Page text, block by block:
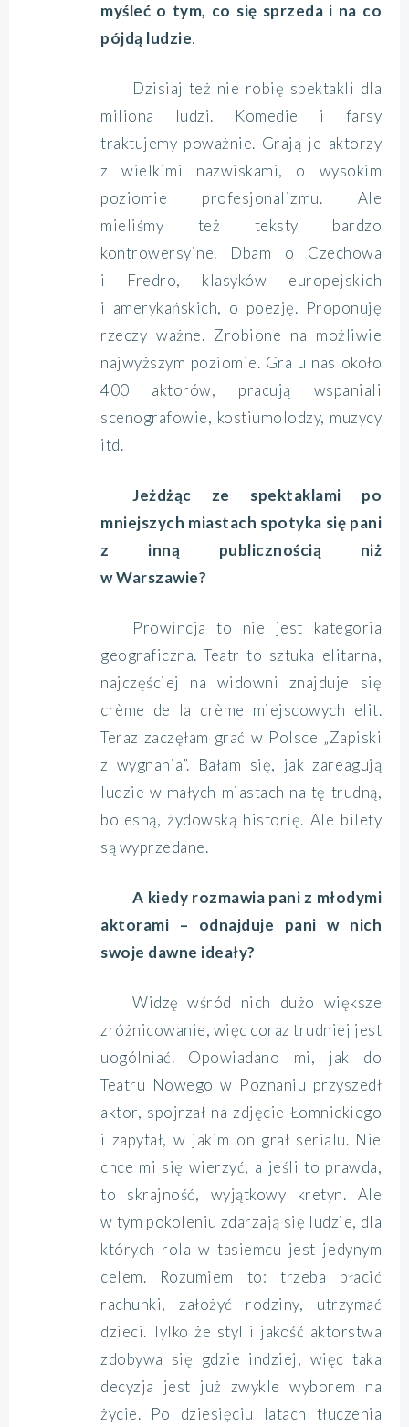
myśleć o tym, co się sprzeda i na co
pójdą ludzie.
Dzisiaj też nie robię spektakli dla
miliona ludzi. Komedie i farsy
traktujemy poważnie. Grają je aktorzy
z wielkimi nazwiskami, o wysokim
poziomie profesjonalizmu. Ale
mieliśmy też teksty bardzo
kontrowersyjne. Dbam o Czechowa
i Fredro, klasyków europejskich
i amerykańskich, o poezję. Proponuję
rzeczy ważne. Zrobione na możliwie
najwyższym poziomie. Gra u nas około
400 aktorów, pracują wspaniali
scenografowie, kostiumolodzy, muzycy
itd.
Jeżdżąc ze spektaklami po
mniejszych miastach spotyka się pani
z inną publicznością niż
w Warszawie?
Prowincja to nie jest kategoria
geograficzna. Teatr to sztuka elitarna,
najczęściej na widowni znajduje się
crème de la crème miejscowych elit.
Teraz zaczęłam grać w Polsce „Zapiski
z wygnania”. Bałam się, jak zareagują
ludzie w małych miastach na tę trudną,
bolesną, żydowską historię. Ale bilety
są wyprzedane.
A kiedy rozmawia pani z młodymi
aktorami – odnajduje pani w nich
swoje dawne ideały?
Widzę wśród nich dużo większe
zróżnicowanie, więc coraz trudniej jest
uogólniać. Opowiadano mi, jak do
Teatru Nowego w Poznaniu przyszedł
aktor, spojrzał na zdjęcie Łomnickiego
i zapytał, w jakim on grał serialu. Nie
chce mi się wierzyć, a jeśli to prawda,
to skrajność, wyjątkowy kretyn. Ale
w tym pokoleniu zdarzają się ludzie, dla
których rola w tasiemcu jest jedynym
celem. Rozumiem to: trzeba płacić
rachunki, założyć rodziny, utrzymać
dzieci. Tylko że styl i jakość aktorstwa
zdobywa się gdzie indziej, więc taka
decyzja jest już zwykle wyborem na
życie. Po dziesięciu latach tłuczenia